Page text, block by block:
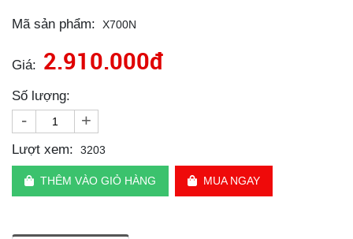
Mã sản phẩm: X700N
Giá: 2.910.000đ
Số lượng:
- +
Lượt xem: 3203
THÊM VÀO GIỎ HÀNG MUA NGAY